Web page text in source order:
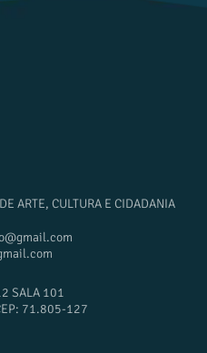
ARTE, CULTURA E CIDADANIA
SALA 101
71.805-127